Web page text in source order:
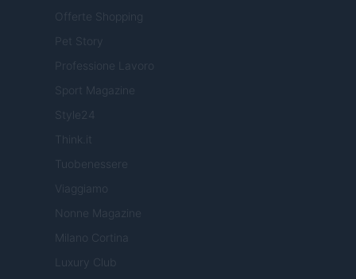
Offerte Shopping
Pet Story
Professione Lavoro
Sport Magazine
Style24
Think.it
Tuobenessere
Viaggiamo
Nonne Magazine
Milano Cortina
Luxury Club